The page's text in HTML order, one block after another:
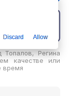
Регина
качестве или
время
Discard Allow